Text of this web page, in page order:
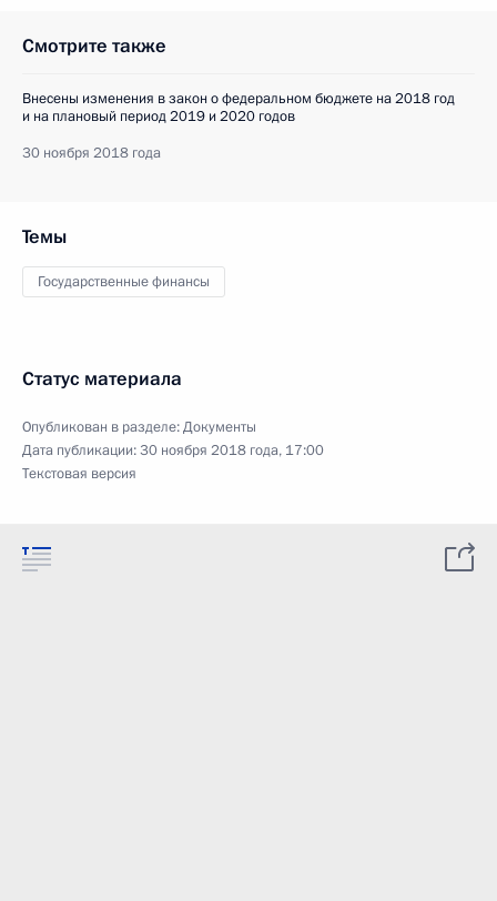
Смотрите также
Внесены изменения в закон о федеральном бюджете на 2018 год
и на плановый период 2019 и 2020 годов
30 ноября 2018 года
Темы
Государственные финансы
Статус материала
Опубликован в разделе:Документы
Дата публикации:30 ноября 2018 года, 17:00
Текстовая версия